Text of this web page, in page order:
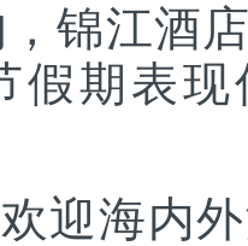
锦江酒
假期表
迎海内